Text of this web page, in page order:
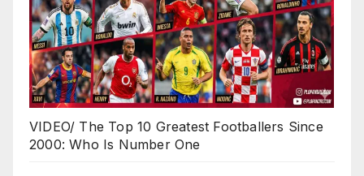
VIDEO/ The Top 10 Greatest Footballers Since
2000: Who Is Number One